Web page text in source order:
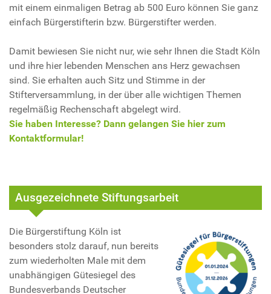
mit einem einmaligen Betrag ab 500 Euro können Sie ganz
einfach Bürgerstifterin bzw. Bürgerstifter werden.
Damit bewiesen Sie nicht nur, wie sehr Ihnen die Stadt Köln
und ihre hier lebenden Menschen ans Herz gewachsen
sind. Sie erhalten auch Sitz und Stimme in der
Stifterversammlung, in der über alle wichtigen Themen
regelmäßig Rechenschaft abgelegt wird.
Sie haben Interesse? Dann gelangen Sie hier zum
Kontaktformular!
Ausgezeichnete Stiftungsarbeit
Die Bürgerstiftung Köln ist
besonders stolz darauf, nun bereits
zum wiederholten Male mit dem
unabhängigen Gütesiegel des
Bundesverbands Deutscher